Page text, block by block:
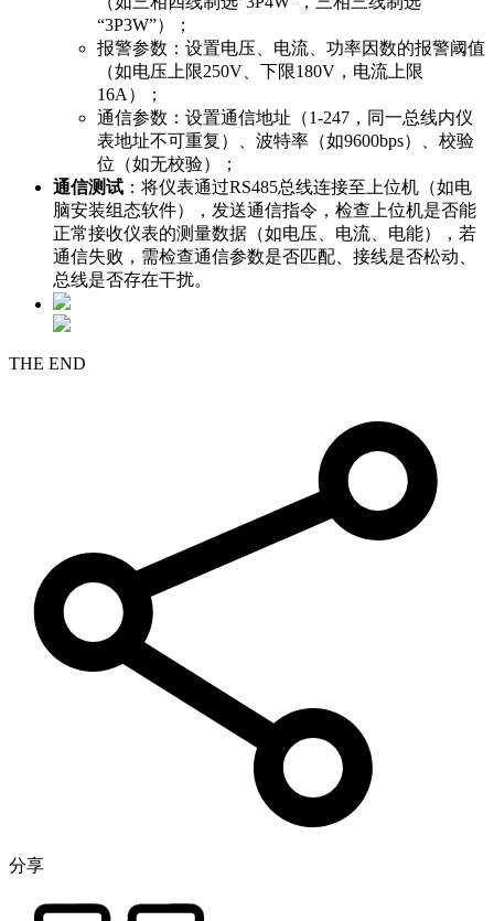
“3P3W”）；
报警参数：设置电压、电流、功率因数的报警阈值
（如电压上限250V、下限180V，电流上限
16A）；
通信参数：设置通信地址（1-247，同一总线内仪
表地址不可重复）、波特率（如9600bps）、校验
位（如无校验）；
通信测试 ：将仪表通过RS485总线连接至上位机（如电
脑安装组态软件），发送通信指令，检查上位机是否能
正常接收仪表的测量数据（如电压、电流、电能），若
通信失败，需检查通信参数是否匹配、接线是否松动、
总线是否存在干扰。
THE END
分享